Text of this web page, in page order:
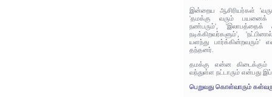
இன்றைய ஆசிரியர்கள்
'தமக்கு வரும் பயனைக்
நண்பரும்', 'இலாபத்தைக்
நடிக்கிறவர்களும்',
யளந்து பார்க்கின்றவரும்'
தந்தனர்.
தமக்கு என்ன கிடைக்கும்
வந்துள்ள நட்டாரும் என்பது
பெறுவது கொள்வாரும்